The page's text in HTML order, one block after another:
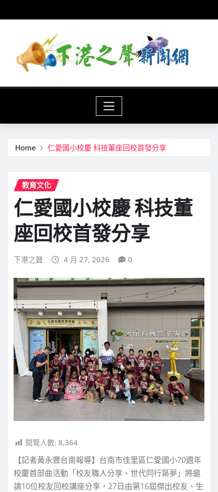
to
Home 仁愛國小校慶 科技董座回校首發分享
教育文化
仁愛國小校慶 科技董
座回校首發分享
下港之聲 4 月 27, 2026 0
閱覽人數: 8,364
【記者黃永豐台南報導】台南市佳里區仁愛國小70週年
校慶首部曲活動「校友職人分享、世代同行築夢」將邀
請10位校友回校講座分享，27日由第16屆傑出校友、生